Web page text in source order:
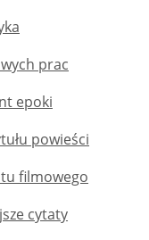
prac
epoki
powieści
filmowego
cytaty